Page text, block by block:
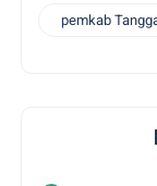
pemkab